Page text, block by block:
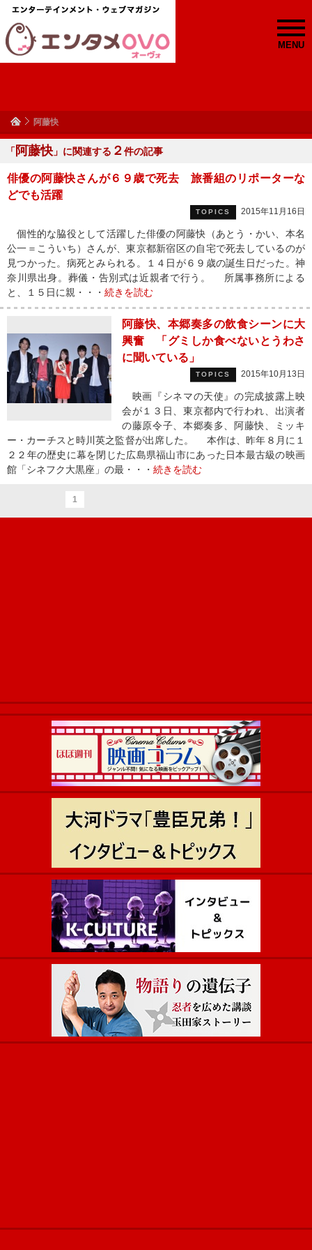
MENU
阿藤快
「 阿藤快 」に関連する ２件の記事
俳優の阿藤快さんが６９歳で死去 旅番組のリポーターな
どでも活躍
TOPICS 2015年11月16日
個性的な脇役として活躍した俳優の阿藤快（あとう・かい、本名
公一＝こういち）さんが、東京都新宿区の自宅で死去しているのが
見つかった。病死とみられる。１４日が６９歳の誕生日だった。神
奈川県出身。葬儀・告別式は近親者で行う。 所属事務所による
と、１５日に親・・・ 続きを読む
阿藤快、本郷奏多の飲食シーンに大
興奮 「グミしか食べないとうわさ
に聞いている」
TOPICS 2015年10月13日
映画『シネマの天使』の完成披露上映
会が１３日、東京都内で行われ、出演者
の藤原令子、本郷奏多、阿藤快、ミッキ
ー・カーチスと時川英之監督が出席した。 本作は、昨年８月に１
２２年の歴史に幕を閉じた広島県福山市にあった日本最古級の映画
館「シネフク大黒座」の最・・・ 続きを読む
1